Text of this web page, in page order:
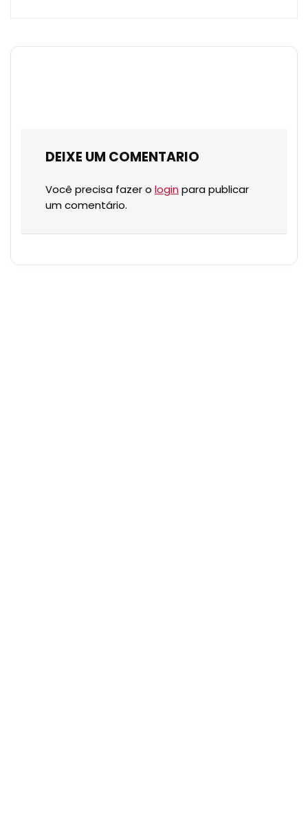
DEIXE UM COMENTARIO
Você precisa fazer o login para publicar
um comentário.